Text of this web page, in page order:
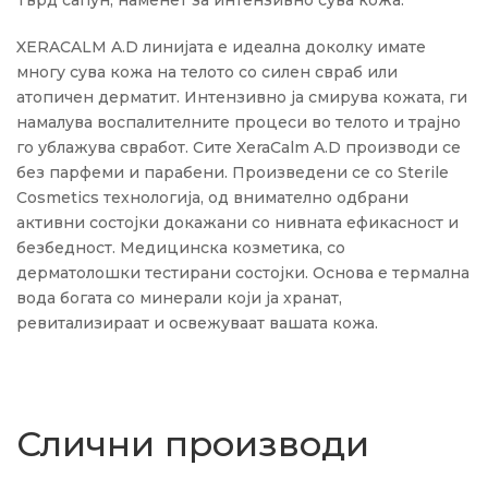
XERACALM A.D линијата е идеална доколку имате
многу сува кожа на телото со силен свраб или
атопичен дерматит. Интензивно ја смирува кожата, ги
намалува воспалителните процеси во телото и трајно
го ублажува свработ. Сите XeraCalm A.D производи се
без парфеми и парабени. Произведени се со Sterile
Cosmetics технологија, од внимателно одбрани
активни состојки докажани со нивната ефикасност и
безбедност. Медицинска козметика, со
дерматолошки тестирани состојки. Основа е термална
вода богата со минерали који ја хранат,
ревитализираат и освежуваат вашата кожа.
Слични производи